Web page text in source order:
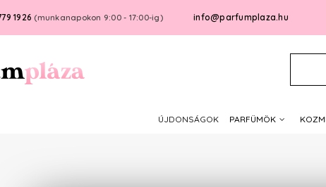
1926 (munkanapokon 9:00 - 17:00-ig) info@parfumplaza.hu
ÚJDONSÁGOK PARFÜMÖK